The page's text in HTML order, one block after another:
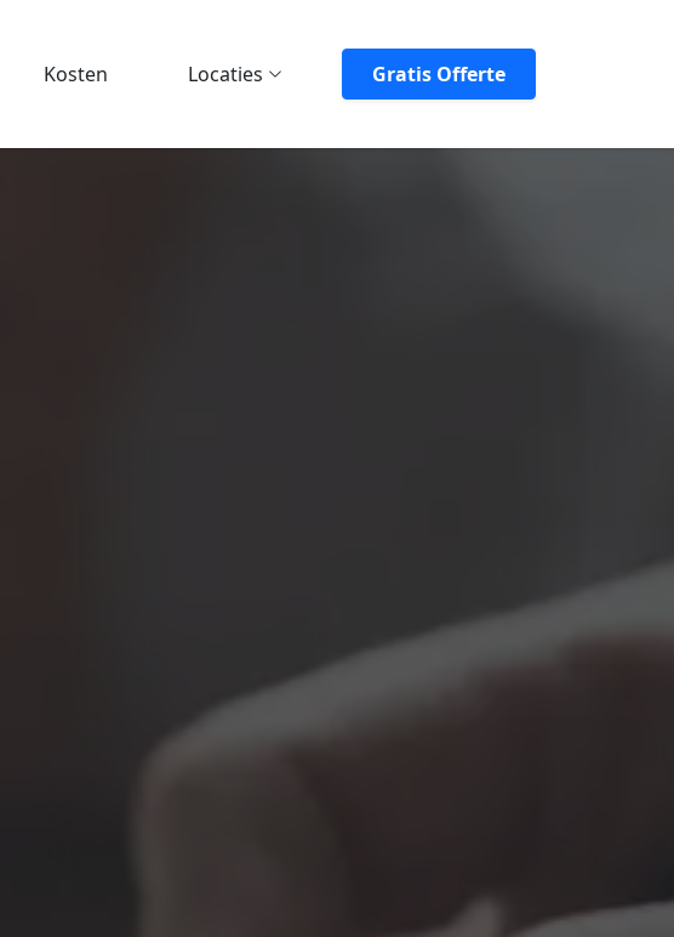
Kosten Locaties Gratis Offerte